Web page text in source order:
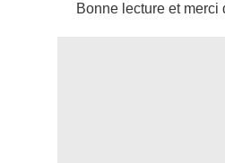
Bonne lecture et merci